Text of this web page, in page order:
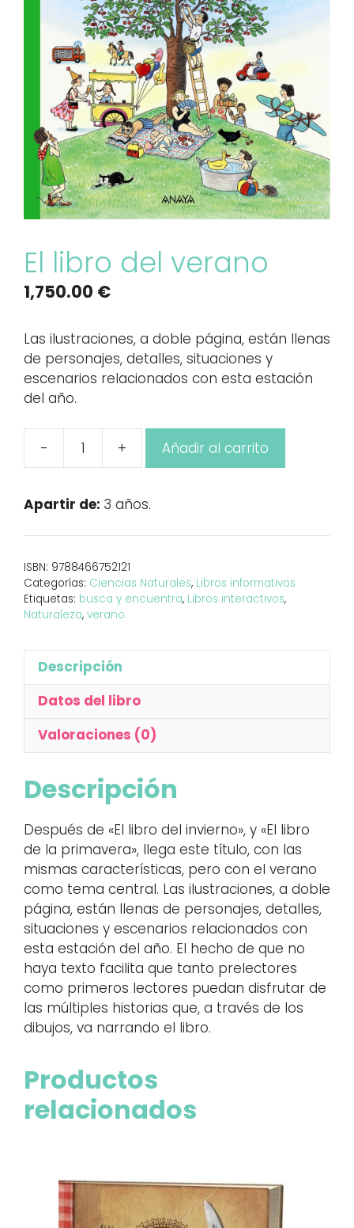
El libro del verano
1,750.00 €
Las ilustraciones, a doble página, están llenas
de personajes, detalles, situaciones y
escenarios relacionados con esta estación
del año.
-
cantidad
+ Añadir al carrito
Apartir de: 3 años.
ISBN: 9788466752121
Categorías: Ciencias Naturales, Libros informativos
Etiquetas: busca y encuentra, Libros interactivos,
Naturaleza, verano.
Descripción
Datos del libro
Valoraciones (0)
Descripción
Después de «El libro del invierno», y «El libro
de la primavera», llega este título, con las
mismas características, pero con el verano
como tema central. Las ilustraciones, a doble
página, están llenas de personajes, detalles,
situaciones y escenarios relacionados con
esta estación del año. El hecho de que no
haya texto facilita que tanto prelectores
como primeros lectores puedan disfrutar de
las múltiples historias que, a través de los
dibujos, va narrando el libro.
Productos
relacionados